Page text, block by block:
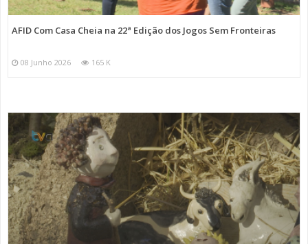
AFID Com Casa Cheia na 22ª Edição dos Jogos Sem Fronteiras
08 Junho 2026 165 K